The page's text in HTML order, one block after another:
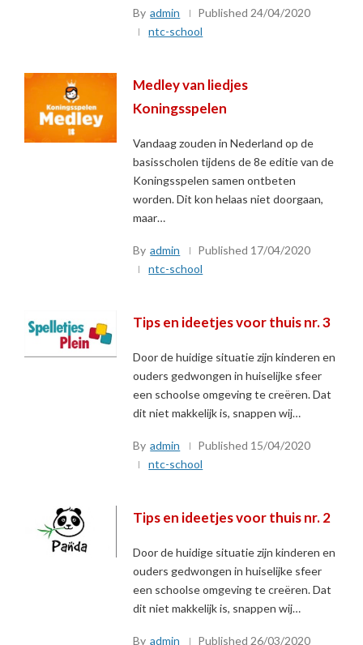
By admin Published 24/04/2020
ntc-school
Medley van liedjes
Koningsspelen
Vandaag zouden in Nederland op de
basisscholen tijdens de 8e editie van de
Koningsspelen samen ontbeten
worden. Dit kon helaas niet doorgaan,
maar…
By admin Published 17/04/2020
ntc-school
Tips en ideetjes voor thuis nr. 3
Door de huidige situatie zijn kinderen en
ouders gedwongen in huiselijke sfeer
een schoolse omgeving te creëren. Dat
dit niet makkelijk is, snappen wij…
By admin Published 15/04/2020
ntc-school
Tips en ideetjes voor thuis nr. 2
Door de huidige situatie zijn kinderen en
ouders gedwongen in huiselijke sfeer
een schoolse omgeving te creëren. Dat
dit niet makkelijk is, snappen wij…
By admin Published 26/03/2020